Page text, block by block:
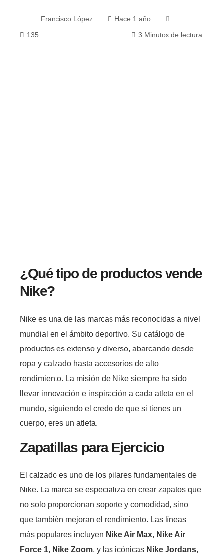
Francisco López Hace 1 año
135 3 Minutos de lectura
¿Qué tipo de productos vende
Nike?
Nike es una de las marcas más reconocidas a nivel
mundial en el ámbito deportivo. Su catálogo de
productos es extenso y diverso, abarcando desde
ropa y calzado hasta accesorios de alto
rendimiento. La misión de Nike siempre ha sido
llevar innovación e inspiración a cada atleta en el
mundo, siguiendo el credo de que si tienes un
cuerpo, eres un atleta.
Zapatillas para Ejercicio
El calzado es uno de los pilares fundamentales de
Nike. La marca se especializa en crear zapatos que
no solo proporcionan soporte y comodidad, sino
que también mejoran el rendimiento. Las líneas
más populares incluyen Nike Air Max, Nike Air
Force 1, Nike Zoom, y las icónicas Nike Jordans,